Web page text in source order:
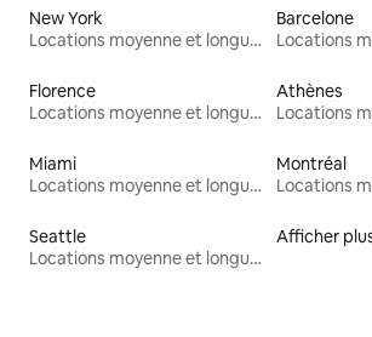
New York
Locations moyenne et longue durée
Barcelone
Florence
Locations moyenne et longue durée
Athènes
Miami
Locations moyenne et longue durée
Montréal
Seattle
Locations moyenne et longue durée
Afficher